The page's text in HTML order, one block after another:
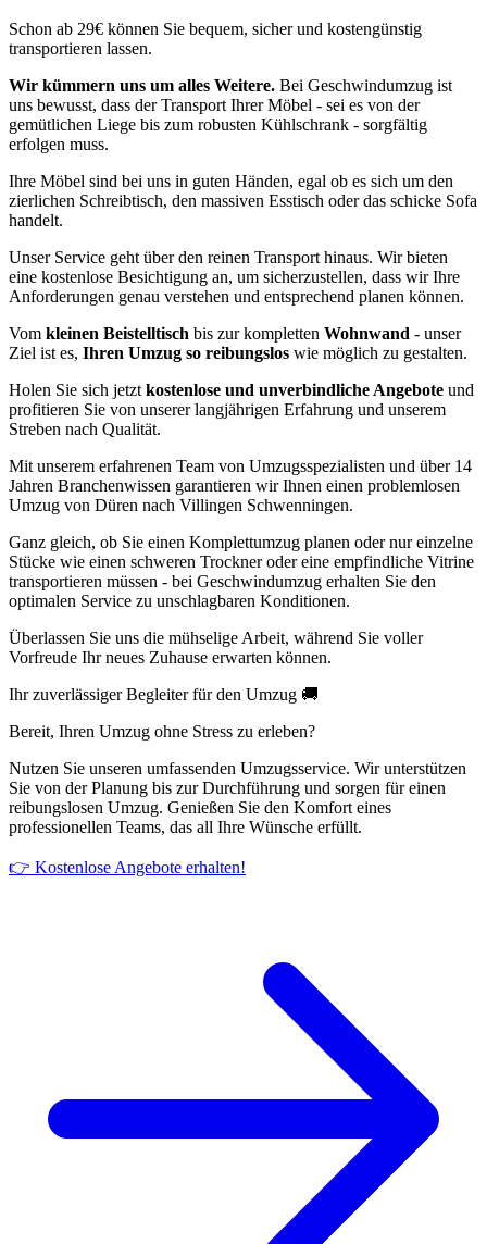
Schon ab 29€ können Sie bequem, sicher und kostengünstig
transportieren lassen.
Wir kümmern uns um alles Weitere. Bei Geschwindumzug ist
uns bewusst, dass der Transport Ihrer Möbel - sei es von der
gemütlichen Liege bis zum robusten Kühlschrank - sorgfältig
erfolgen muss.
Ihre Möbel sind bei uns in guten Händen, egal ob es sich um den
zierlichen Schreibtisch, den massiven Esstisch oder das schicke Sofa
handelt.
Unser Service geht über den reinen Transport hinaus. Wir bieten
eine kostenlose Besichtigung an, um sicherzustellen, dass wir Ihre
Anforderungen genau verstehen und entsprechend planen können.
Vom kleinen Beistelltisch bis zur kompletten Wohnwand - unser
Ziel ist es, Ihren Umzug so reibungslos wie möglich zu gestalten.
Holen Sie sich jetzt kostenlose und unverbindliche Angebote und
profitieren Sie von unserer langjährigen Erfahrung und unserem
Streben nach Qualität.
Mit unserem erfahrenen Team von Umzugsspezialisten und über 14
Jahren Branchenwissen garantieren wir Ihnen einen problemlosen
Umzug von Düren nach Villingen Schwenningen⁠.
Ganz gleich, ob Sie einen Komplettumzug planen oder nur einzelne
Stücke wie einen schweren Trockner oder eine empfindliche Vitrine
transportieren müssen - bei Geschwindumzug erhalten Sie den
optimalen Service zu unschlagbaren Konditionen.
Überlassen Sie uns die mühselige Arbeit, während Sie voller
Vorfreude Ihr neues Zuhause erwarten können.
Ihr zuverlässiger Begleiter für den Umzug 🚚
Bereit, Ihren Umzug ohne Stress zu erleben?
Nutzen Sie unseren umfassenden Umzugsservice. Wir unterstützen
Sie von der Planung bis zur Durchführung und sorgen für einen
reibungslosen Umzug. Genießen Sie den Komfort eines
professionellen Teams, das all Ihre Wünsche erfüllt.
👉 Kostenlose Angebote erhalten!